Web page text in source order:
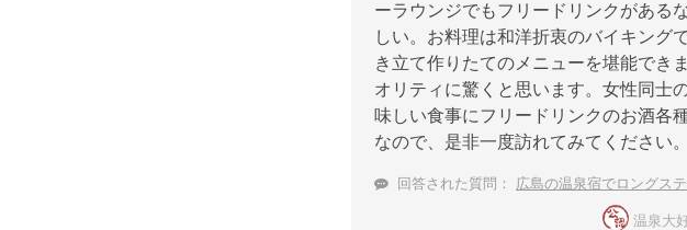
ーラウンジでもフリードリンクがある
しい。お料理は和洋折衷のバイキング
き立て作りたてのメニューを堪能でき
オリティに驚くと思います。女性同士
味しい食事にフリードリンクのお酒各
なので、是非一度訪れてみてください。
回答された質問： 広島の温泉宿でロングス
温泉大